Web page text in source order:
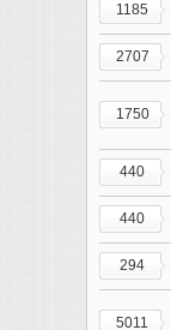
1185
2707
1750
440
440
294
5011